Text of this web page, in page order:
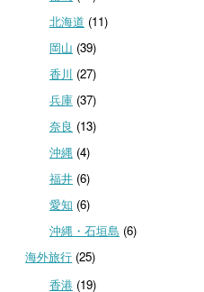
北海道 (11)
岡山 (39)
香川 (27)
兵庫(37)
奈良 (13)
沖縄(4)
福井(6)
愛知 (6)
沖縄・石垣島 (6)
海外旅行 (25)
香港(19)